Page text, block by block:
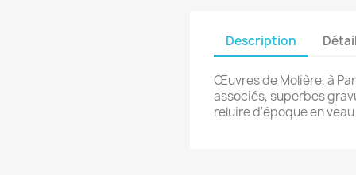
Description
Œuvres de Molière, à
associés, superbes
reluire d'époque en